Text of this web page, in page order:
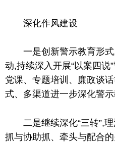
深化作风建设
一是创新警示教育形
动,持续深入开展“以案四说
党课、专题培训、廉政谈
式、多渠道进一步深化警示
二是继续深化“三转”,
抓与协助抓、牵头与配合